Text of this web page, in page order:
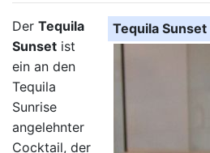
Wechseln zu: Navigation,Suche
Tequila Sunset
Der Tequila
Sunset ist
ein an den
Tequila
Sunrise
angelehnter
Cocktail, der